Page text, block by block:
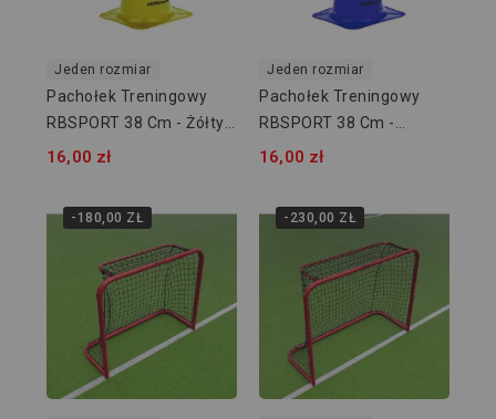
Jeden rozmiar
Pachołek Treningowy
RBSPORT 38 Cm - Żółty
RB54163-15
16,00 zł
Jeden rozmiar
Pachołek Treningowy
RBSPORT 38 Cm -
Niebieski RB54163-15
16,00 zł
-180,00 ZŁ -230,00 ZŁ